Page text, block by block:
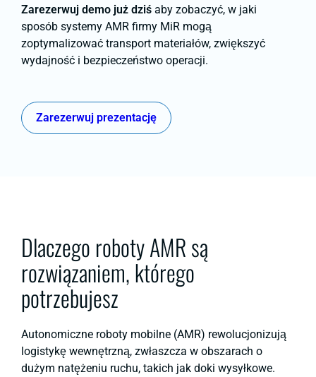
Zarezerwuj demo już dziś aby zobaczyć, w jaki
sposób systemy AMR firmy MiR mogą
zoptymalizować transport materiałów, zwiększyć
wydajność i bezpieczeństwo operacji.
Zarezerwuj prezentację
Dlaczego roboty AMR są
rozwiązaniem, którego
potrzebujesz
Autonomiczne roboty mobilne (AMR) rewolucjonizują
logistykę wewnętrzną, zwłaszcza w obszarach o
dużym natężeniu ruchu, takich jak doki wysyłkowe.